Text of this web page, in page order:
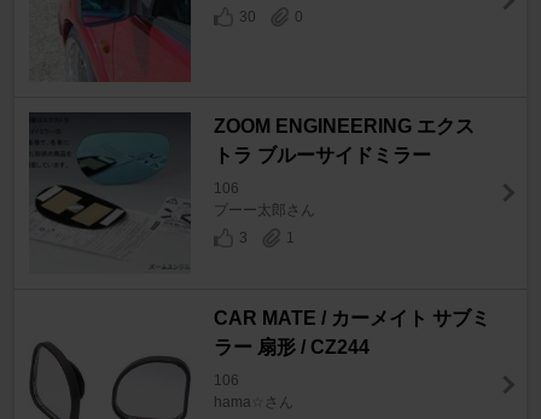
30 0
ZOOM ENGINEERING エクス
トラ ブルーサイドミラー
106
プーー太郎さん
3
1
CAR MATE / カーメイト サブミ
ラー 扇形 / CZ244
106
hama☆さん